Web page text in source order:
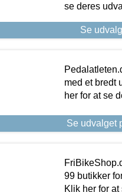
se deres
Se
med et bredt
her for at se
Se udvalget
99 butikker
Klik her for